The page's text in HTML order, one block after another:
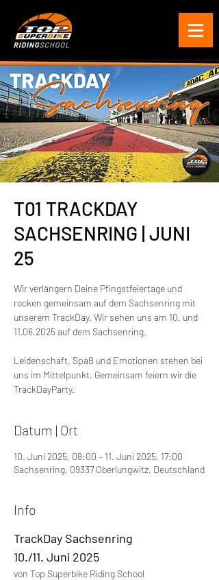
T01 TRACKDAY
SACHSENRING | JUNI
25
Wir verlängern Deine Pfingstfeiertage und
rocken gemeinsam auf dem Sachsenring mit
unserem TrackDay. Wir sehen uns am 10. und
11.06.2025 auf dem Sachsenring.
Leidenschaft, Spaß und Emotionen stehen bei
uns im Mittelpunkt. Gemeinsam feiern wir die
TrackDayParty.
Datum | Ort
10. Juni 2025, 08:00 – 11. Juni 2025, 17:00
Sachsenring, 09337 Oberlungwitz, Deutschland
Info
TrackDay Sachsenring
10./11. Juni 2025
von Top Superbike Riding School